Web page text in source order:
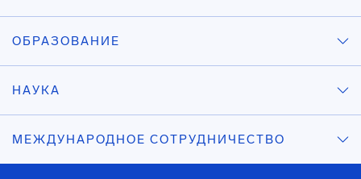
ОБРАЗОВАНИЕ
НАУКА
МЕЖДУНАРОДНОЕ СОТРУДНИЧЕСТВО